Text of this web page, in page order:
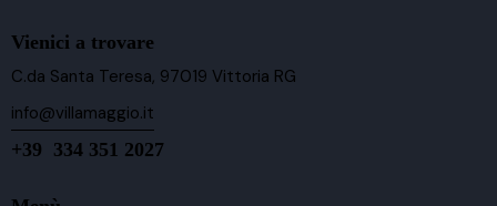
Vienici a trovare
C.da Santa Teresa, 97019 Vittoria RG
info@villamaggio.it
+39 334 351 2027